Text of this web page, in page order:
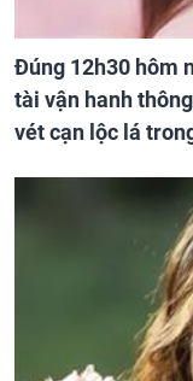
Đúng 12h30 hôm
tài vận hanh
vét cạn lộc lá